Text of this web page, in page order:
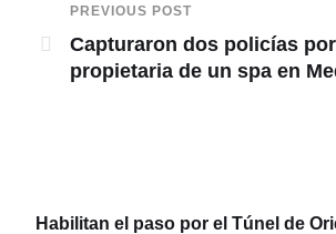
PREVIOUS POST
Capturaron dos policías
propietaria de un spa en
Habilitan el paso por el Túnel de